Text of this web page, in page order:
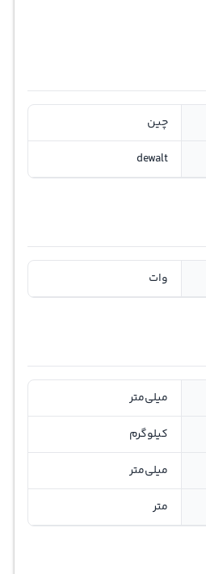
چین
dewalt
وات
میلی‌متر
کیلوگرم
میلی‌متر
متر